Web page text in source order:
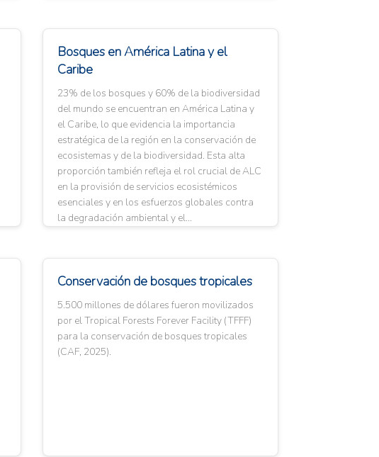
Bosques en América Latina y el
Caribe
23% de los bosques y 60% de la biodiversidad
del mundo se encuentran en América Latina y
el Caribe, lo que evidencia la importancia
estratégica de la región en la conservación de
ecosistemas y de la biodiversidad. Esta alta
proporción también refleja el rol crucial de ALC
en la provisión de servicios ecosistémicos
esenciales y en los esfuerzos globales contra
la degradación ambiental y el...
Conservación de bosques tropicales
5.500 millones de dólares fueron movilizados
por el Tropical Forests Forever Facility (TFFF)
para la conservación de bosques tropicales
(CAF, 2025).